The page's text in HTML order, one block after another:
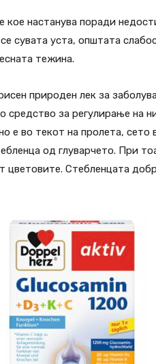
кое настанува поради
сувата уста, општата
тежина.
природен лек за
средство за регулирање на
е во текот на пролета, сето
од глуварчето. При
цветовите. Стебленцата